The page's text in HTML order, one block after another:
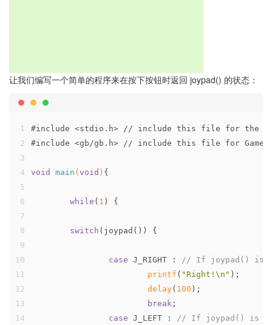
让我们编写一个简单的程序来在按下按钮时返回 joypad() 的状态：
1
2
3
4
5
6
7
8
9
10
11
12
13
14
#include <stdio.h> // include this file for the
#include <gb/gb.h> // include this file for Game
void main ( void ) {
while ( 1 ) {
switch (joypad()) {
case J_RIGHT :
// If joypad() is
printf ( "Right!\n" );
delay( 100 );
break ;
case J_LEFT :
// If joypad() is